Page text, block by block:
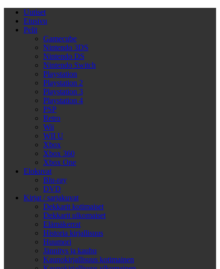
Uutiset
Etusivu
Pelit
Gamecube
Nintendo 3DS
Nintendo DS
Nintendo Switch
Playstation
Playstation 2
Playstation 3
Playstation 4
PSP
Retro
Wii
WII U
Xbox
Xbox 360
Xbox One
Elokuvat
Blu-ray
DVD
Kirjat / sarjakuvat
Dekkarit kotimaiset
Dekkarit ulkomaiset
Elämäkerrat
Historia kirjallisuus
Huumori
Jännitys ja kauhu
Kaunokirjallisuus kotimainen